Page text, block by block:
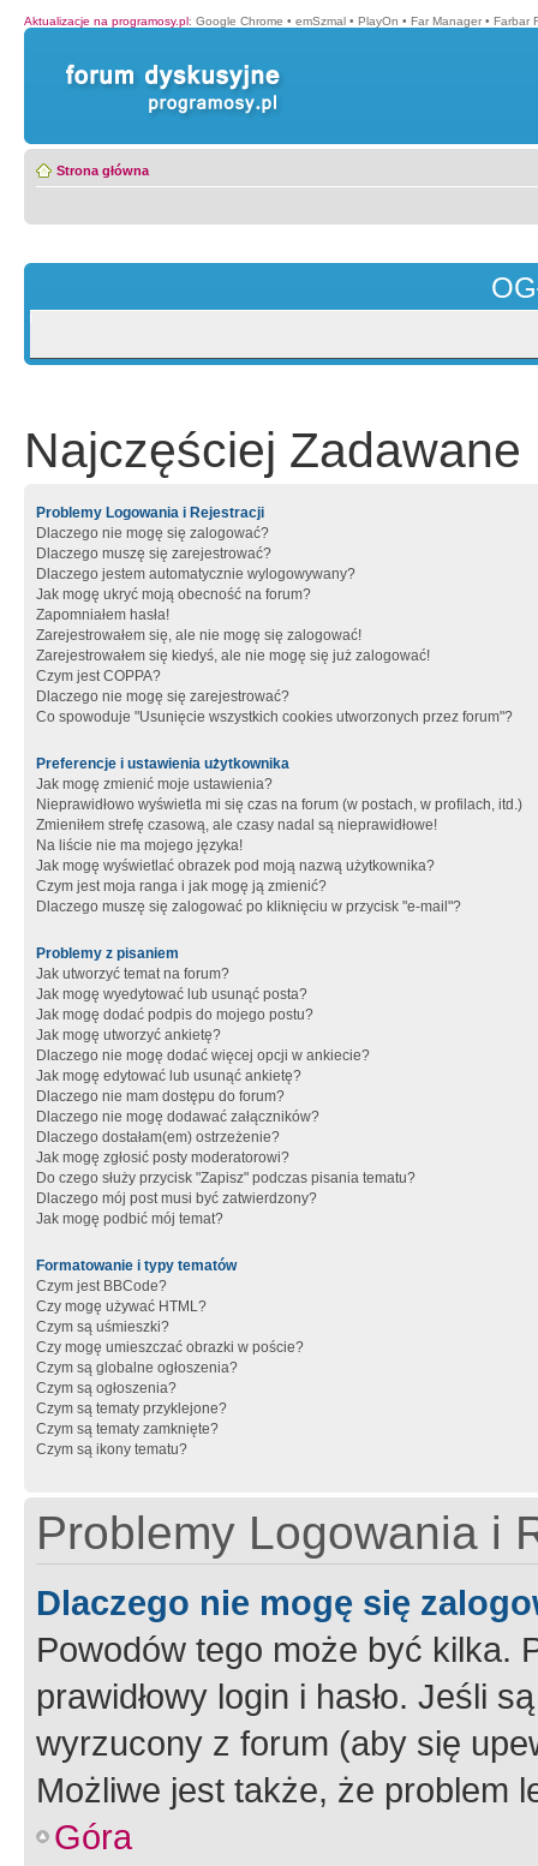
Aktualizacje na programosy.pl: Google Chrome • emSzmal • PlayOn • Far Manager • Farbar
Strona główna
Najczęściej Zadawane
Problemy Logowania i Rejestracji
Dlaczego nie mogę się zalogować?
Dlaczego muszę się zarejestrować?
Dlaczego jestem automatycznie wylogowywany?
Jak mogę ukryć moją obecność na forum?
Zapomniałem hasła!
Zarejestrowałem się, ale nie mogę się zalogować!
Zarejestrowałem się kiedyś, ale nie mogę się już zalogować!
Czym jest COPPA?
Dlaczego nie mogę się zarejestrować?
Co spowoduje "Usunięcie wszystkich cookies utworzonych przez forum"?
Preferencje i ustawienia użytkownika
Jak mogę zmienić moje ustawienia?
Nieprawidłowo wyświetla mi się czas na forum (w postach, w profilach, itd.)
Zmieniłem strefę czasową, ale czasy nadal są nieprawidłowe!
Na liście nie ma mojego języka!
Jak mogę wyświetlać obrazek pod moją nazwą użytkownika?
Czym jest moja ranga i jak mogę ją zmienić?
Dlaczego muszę się zalogować po kliknięciu w przycisk "e-mail"?
Problemy z pisaniem
Jak utworzyć temat na forum?
Jak mogę wyedytować lub usunąć posta?
Jak mogę dodać podpis do mojego postu?
Jak mogę utworzyć ankietę?
Dlaczego nie mogę dodać więcej opcji w ankiecie?
Jak mogę edytować lub usunąć ankietę?
Dlaczego nie mam dostępu do forum?
Dlaczego nie mogę dodawać załączników?
Dlaczego dostałam(em) ostrzeżenie?
Jak mogę zgłosić posty moderatorowi?
Do czego służy przycisk "Zapisz" podczas pisania tematu?
Dlaczego mój post musi być zatwierdzony?
Jak mogę podbić mój temat?
Formatowanie i typy tematów
Czym jest BBCode?
Czy mogę używać HTML?
Czym są uśmieszki?
Czy mogę umieszczać obrazki w poście?
Czym są globalne ogłoszenia?
Czym są ogłoszenia?
Czym są tematy przyklejone?
Czym są tematy zamknięte?
Czym są ikony tematu?
Problemy Logowania i
Dlaczego nie mogę się
Powodów tego może być kilka.
prawidłowy login i hasło. Jeśli
wyrzucony z forum (aby się
Możliwe jest także, że problem
Góra